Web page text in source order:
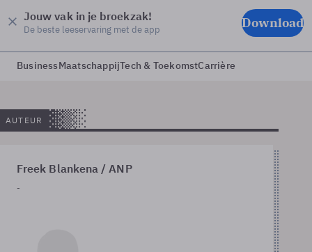
Jouw vak in je broekzak!
De beste leeservaring met de app Download
BusinessMaatschappijTech & ToekomstCarrière
AUTEUR
Freek Blankena / ANP
-